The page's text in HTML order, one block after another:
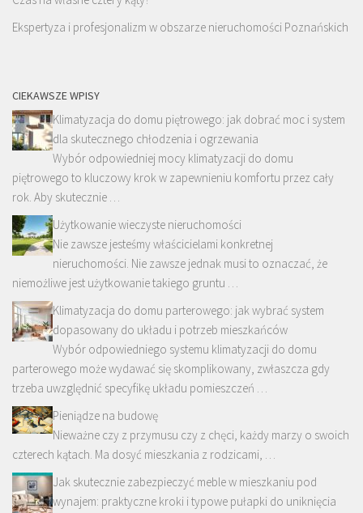
Ekspertyza i profesjonalizm w obszarze nieruchomości Poznańskich
CIEKAWSZE WPISY
Klimatyzacja do domu piętrowego: jak dobrać moc i system
dla skutecznego chłodzenia i ogrzewania
Wybór odpowiedniej mocy klimatyzacji do domu
piętrowego to kluczowy krok w zapewnieniu komfortu przez cały
rok. Aby skutecznie …
Użytkowanie wieczyste nieruchomości
Nie zawsze jesteśmy właścicielami konkretnej
nieruchomości. Nie zawsze jednak musi to oznaczać, że
niemożliwe jest użytkowanie takiego gruntu …
Klimatyzacja do domu parterowego: jak wybrać system
dopasowany do układu i potrzeb mieszkańców
Wybór odpowiedniego systemu klimatyzacji do domu
parterowego może wydawać się skomplikowany, zwłaszcza gdy
trzeba uwzględnić specyfikę układu pomieszczeń …
Pieniądze na budowę
Nieważne czy z przymusu czy z chęci, każdy marzy o swoich
czterech kątach. Ma dosyć mieszkania z rodzicami, …
Jak skutecznie zabezpieczyć meble w mieszkaniu pod
wynajem: praktyczne kroki i typowe pułapki do uniknięcia